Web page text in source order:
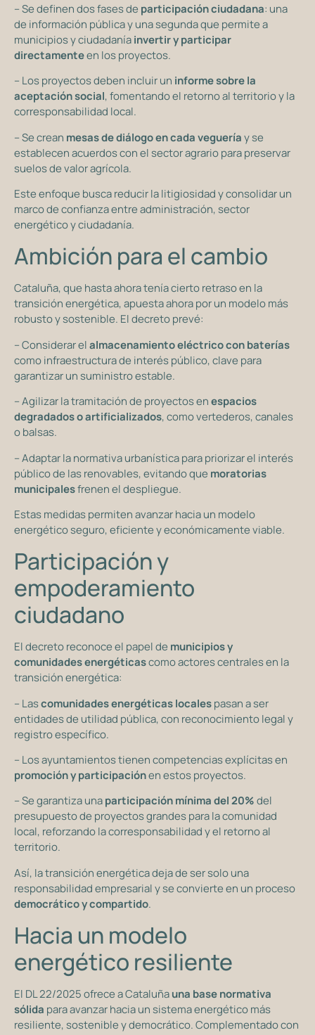
– Se definen dos fases de participación ciudadana: una
de información pública y una segunda que permite a
municipios y ciudadaníainvertir y participar
directamenteen los proyectos.
– Los proyectos deben incluir un informe sobre la
aceptación social, fomentando el retorno al territorio y la
corresponsabilidad local.
– Se crean mesas de diálogo en cada vegueríay se
establecen acuerdos con el sector agrario para preservar
suelos de valor agrícola.
Este enfoque busca reducir la litigiosidad y consolidar un
marco de confianza entre administración, sector
energético y ciudadanía.
Ambición para el cambio
Cataluña, que hasta ahora tenía cierto retraso en la
transición energética, apuesta ahora por un modelo más
robusto y sostenible. El decreto prevé:
– Considerar elalmacenamiento eléctrico con baterías
como infraestructura de interés público, clave para
garantizar un suministro estable.
– Agilizar la tramitación de proyectos enespacios
degradados o artificializados, como vertederos, canales
o balsas.
– Adaptar la normativa urbanística para priorizar el interés
público de las renovables, evitando que moratorias
municipalesfrenen el despliegue.
Estas medidas permiten avanzar hacia un modelo
energético seguro, eficiente y económicamente viable.
Participación y
empoderamiento
ciudadano
El decreto reconoce el papel de municipios y
comunidades energéticascomo actores centrales en la
transición energética:
– Lascomunidades energéticas localespasan a ser
entidades de utilidad pública, con reconocimiento legal y
registro específico.
– Los ayuntamientos tienen competencias explícitas en
promoción y participaciónen estos proyectos.
– Se garantiza unaparticipación mínima del 20%del
presupuesto de proyectos grandes para la comunidad
local, reforzando la corresponsabilidad y el retorno al
territorio.
Así, la transición energética deja de ser solo una
responsabilidad empresarial y se convierte en un proceso
democrático y compartido.
Hacia un modelo
energético resiliente
El DL 22/2025 ofrece a Cataluñauna base normativa
sólida para avanzar hacia un sistema energético más
resiliente, sostenible y democrático. Complementado con